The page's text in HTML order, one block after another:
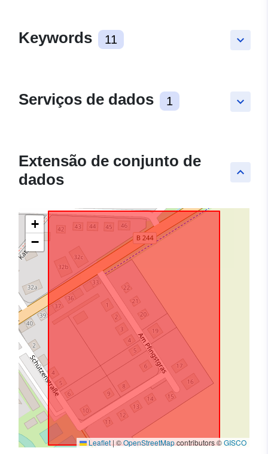
keyboard_arrow_down
Keywords 11
keyboard_arrow_down
Serviços de dados 1
keyboard_arrow_up
Extensão de conjunto de
dados
+
−
Leaflet | ©OpenStreetMapcontributors ©GISCO